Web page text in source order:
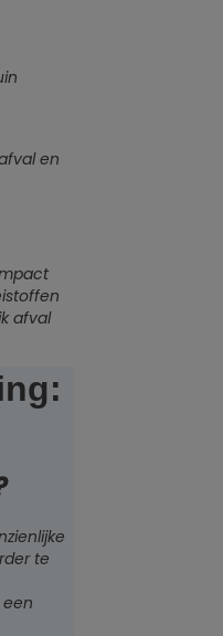
en
afval
te